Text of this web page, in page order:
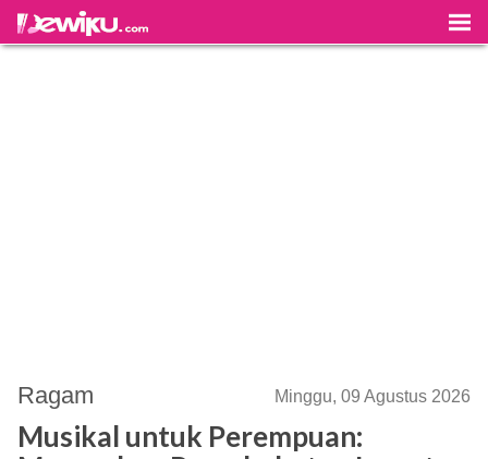
Ragam Minggu, 09 Agustus 2026
Musikal untuk Perempuan: